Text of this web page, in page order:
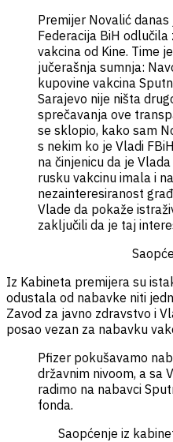
Premijer Novalić
Federacija BiH
vakcina od Kine. Time
jučerašnja sumnja:
kupovine vakcina
Sarajevo nije ništa
sprečavanja ove
se sklopio, kako sam
s nekim ko je Vladi
na činjenicu da je
rusku vakcinu imala i
nezainteresiranost
Vlade da pokaže
zaključili da je taj
Iz Kabineta premijera su
odustala od nabavke niti
Zavod za javno zdravstvo i
posao vezan za nabavku
Pfizer pokušavamo
državnim nivoom, a sa
radimo na nabavci
fonda.
Saopćenje iz